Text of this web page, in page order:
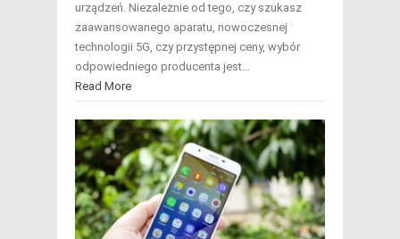
urządzeń. Niezależnie od tego, czy szukasz
zaawansowanego aparatu, nowoczesnej
technologii 5G, czy przystępnej ceny, wybór
odpowiedniego producenta jest…
Read More